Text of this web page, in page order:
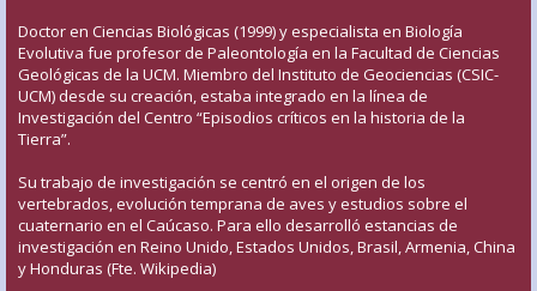
Doctor en Ciencias Biológicas (1999) y especialista en Biología
Evolutiva fue profesor de Paleontología en la Facultad de Ciencias
Geológicas de la UCM. Miembro del Instituto de Geociencias (CSIC-
UCM) desde su creación, estaba integrado en la línea de
Investigación del Centro “Episodios críticos en la historia de la
Tierra”.
Su trabajo de investigación se centró en el origen de los
vertebrados, evolución temprana de aves y estudios sobre el
cuaternario en el Caúcaso. Para ello desarrolló estancias de
investigación en Reino Unido, Estados Unidos, Brasil, Armenia, China
y Honduras (Fte. Wikipedia)